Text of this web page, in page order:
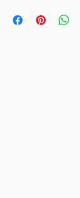
iscritto, la